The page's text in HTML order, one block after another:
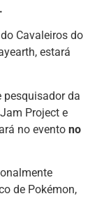
Cavaleiros do
estará
pesquisador da
Project e
no evento no
de Pokémon,